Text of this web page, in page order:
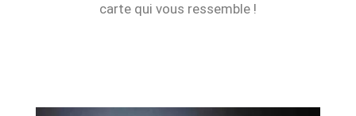
carte qui vous ressemble !